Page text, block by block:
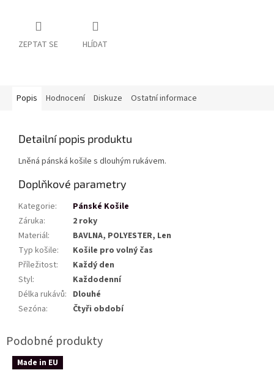
ZEPTAT SE HLÍDAT
Popis Hodnocení Diskuze Ostatní informace
Detailní popis produktu
Lněná pánská košile s dlouhým rukávem.
Doplňkové parametry
Kategorie:
Pánské Košile
Záruka:
2 roky
Materiál:
BAVLNA, POLYESTER, Len
Typ košile:
Košile pro volný čas
Příležitost:
Každý den
Styl:
Každodenní
Délka rukávů: Dlouhé
Sezóna: Čtyři období
Made in EU